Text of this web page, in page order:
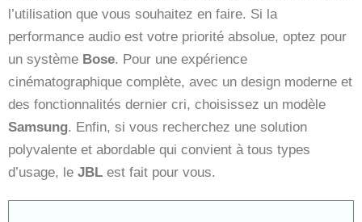
l’utilisation que vous souhaitez en faire. Si la
performance audio est votre priorité absolue, optez pour
un système Bose. Pour une expérience
cinématographique complète, avec un design moderne et
des fonctionnalités dernier cri, choisissez un modèle
Samsung. Enfin, si vous recherchez une solution
polyvalente et abordable qui convient à tous types
d’usage, le JBL est fait pour vous.